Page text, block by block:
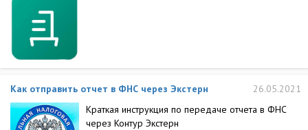
26.05.2021
Как отправить отчет в ФНС через Экстерн
Краткая инструкция по передаче отчета в ФНС
через Контур Экстерн